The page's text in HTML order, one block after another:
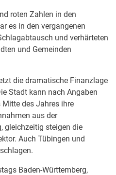
roten Zahlen in den
es in den vergangenen
und verhärteten
und Gemeinden
die dramatische Finanzlage
Stadt kann nach Angaben
des Jahres ihre
aus der
gleichzeitig steigen die
Auch Tübingen und
Baden-Württemberg,